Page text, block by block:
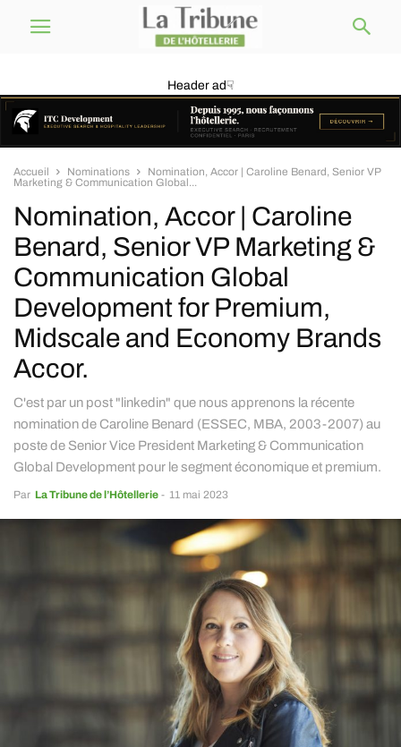
Header ad☟
Accueil Nominations
Nomination, Accor | Caroline Benard, Senior VP
Marketing & Communication Global...
Nomination, Accor | Caroline
Benard, Senior VP Marketing &
Communication Global
Development for Premium,
Midscale and Economy Brands
Accor.
C'est par un post "linkedin" que nous apprenons la récente
nomination de Caroline Benard (ESSEC, MBA, 2003-2007) au
poste de Senior Vice President Marketing & Communication
Global Development pour le segment économique et premium.
Par La Tribune de l’Hôtellerie - 11 mai 2023